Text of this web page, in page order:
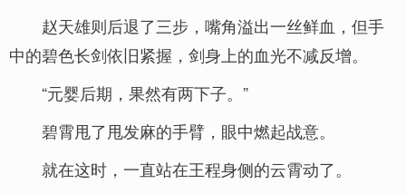
赵天雄则后退了三步，嘴角溢出一丝鲜血，但手
中的碧色长剑依旧紧握，剑身上的血光不减反增。
“元婴后期，果然有两下子。”
碧霄甩了甩发麻的手臂，眼中燃起战意。
就在这时，一直站在王程身侧的云霄动了。